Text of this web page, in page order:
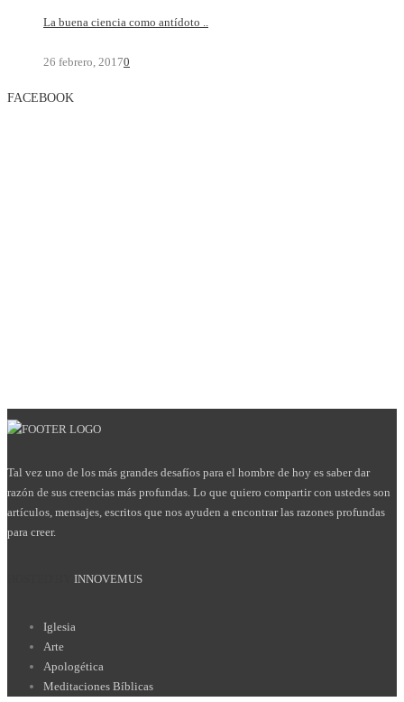
La buena ciencia como antídoto ..
26 febrero, 20170
FACEBOOK
Tal vez uno de los más grandes desafíos para el hombre de hoy es saber dar
razón de sus creencias más profundas. Lo que quiero compartir con ustedes son
artículos, mensajes, escritos que nos ayuden a encontrar las razones profundas
para creer.
INNOVEMUS
Iglesia
Arte
Apologética
Meditaciones Bíblicas